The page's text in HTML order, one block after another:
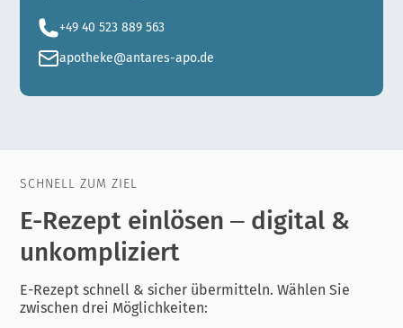
+49 40 523 889 563
apotheke@antares-apo.de
SCHNELL ZUM ZIEL
E-Rezept einlösen – digital &
unkompliziert
E-Rezept schnell & sicher übermitteln. Wählen Sie
zwischen drei Möglichkeiten: